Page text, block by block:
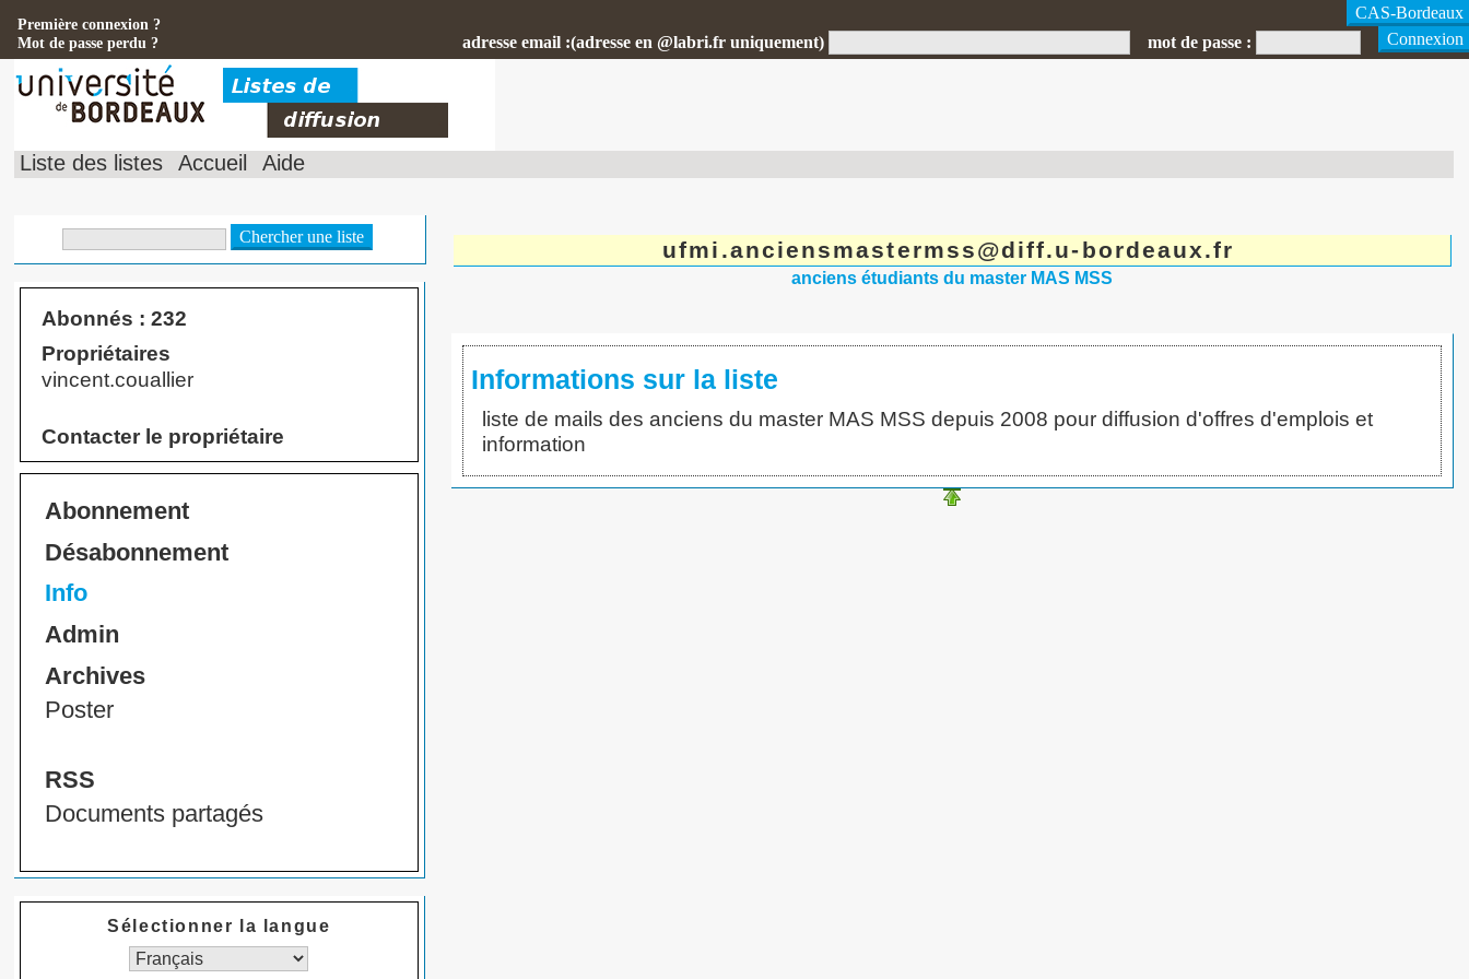
adresse email :(adresse en @labri.fr uniquement) mot de passe :
Première connexion ?
Mot de passe perdu ?
Liste des listes Accueil Aide
Abonnés : 232
Propriétaires
vincent.couallier
Contacter le propriétaire
Abonnement
Désabonnement
Info
Admin
Archives
Poster
RSS
Documents partagés
Sélectionner la langue
ufmi.anciensmastermss@diff.u-bordeaux.fr
anciens étudiants du master MAS MSS
Informations sur la liste
liste de mails des anciens du master MAS MSS depuis 2008 pour diffusion d'offres d'emplois et
information